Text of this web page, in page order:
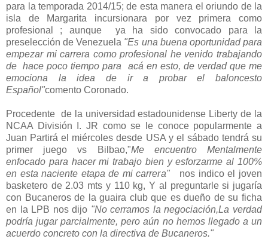
para la temporada 2014/15; de esta manera el oriundo de la
isla de Margarita incursionara por vez primera como
profesional ; aunque ya ha sido convocado para la
preselección de Venezuela "Es una buena oportunidad para
empezar mi carrera como profesional he venido trabajando
de hace poco tiempo para acá en esto, de verdad que me
emociona la idea de ir a probar el baloncesto
Español"comento Coronado.
Procedente de la universidad estadounidense Liberty de la
NCAA División I. JR como se le conoce popularmente a
Juan Partirá el miércoles desde USA y el sábado tendrá su
primer juego vs Bilbao,"Me encuentro Mentalmente
enfocado para hacer mi trabajo bien y esforzarme al 100%
en esta naciente etapa de mi carrera"nos indico el joven
basketero de 2.03 mts y 110 kg, Y al preguntarle si jugaría
con Bucaneros de la guaira club que es dueño de su ficha
en la LPB nos dijo "No cerramos la negociación,La verdad
podría jugar parcialmente, pero aún no hemos llegado a un
acuerdo concreto con la directiva de Bucaneros."